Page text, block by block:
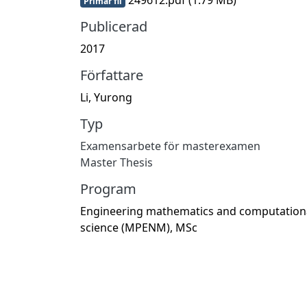
Publicerad
2017
Författare
Li, Yurong
Typ
Examensarbete för masterexamen
Master Thesis
Program
Engineering mathematics and
science (MPENM), MSc